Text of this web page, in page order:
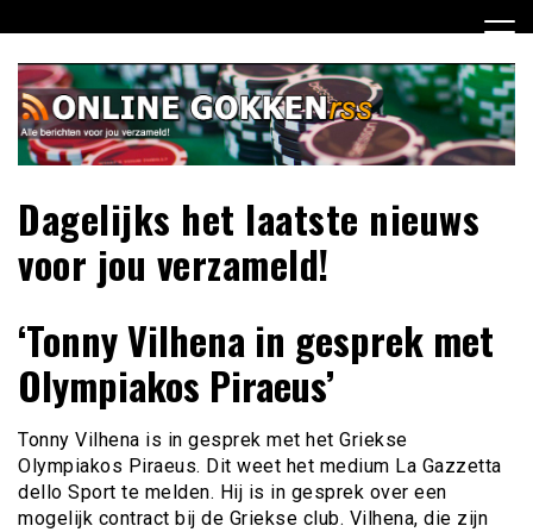
naar
inhoud
Dagelijks het laatste nieuws
voor jou verzameld!
‘Tonny Vilhena in gesprek met
Olympiakos Piraeus’
Tonny Vilhena is in gesprek met het Griekse
Olympiakos Piraeus. Dit weet het medium La Gazzetta
dello Sport te melden. Hij is in gesprek over een
mogelijk contract bij de Griekse club. Vilhena, die zijn